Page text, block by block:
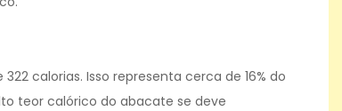
calorias. Isso representa cerca de 16% do
teor calórico do abacate se deve